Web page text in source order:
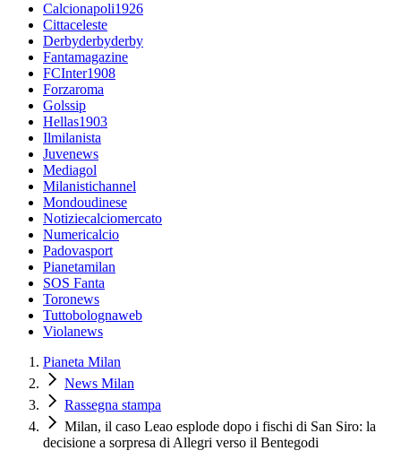
Calcionapoli1926
Cittaceleste
Derbyderbyderby
Fantamagazine
FCInter1908
Forzaroma
Golssip
Hellas1903
Ilmilanista
Juvenews
Mediagol
Milanistichannel
Mondoudinese
Notiziecalciomercato
Numericalcio
Padovasport
Pianetamilan
SOS Fanta
Toronews
Tuttobolognaweb
Violanews
Pianeta Milan
News Milan
Rassegna stampa
Milan, il caso Leao esplode dopo i fischi di San Siro: la
decisione a sorpresa di Allegri verso il Bentegodi